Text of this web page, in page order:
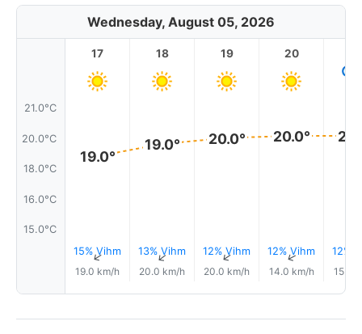
Wednesday, August 05, 2026
21.0°C
20.0°C
18.0°C
16.0°C
15.0°C
17
19.0°
15% Vihm
↑
19.0 km/h
18
19.0°
13% Vihm
↑
20.0 km/h
19
20.0°
12% Vihm
↑
20.0 km/h
20
20.0°
12% Vihm
↑
14.0 km/h
12%
15.0